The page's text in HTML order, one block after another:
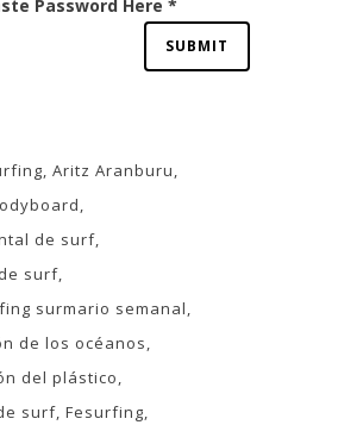
Password Here *
Aritz Aranburu
de surf
surf
surmario semanal
de los océanos
del plástico
surf Fesurfing